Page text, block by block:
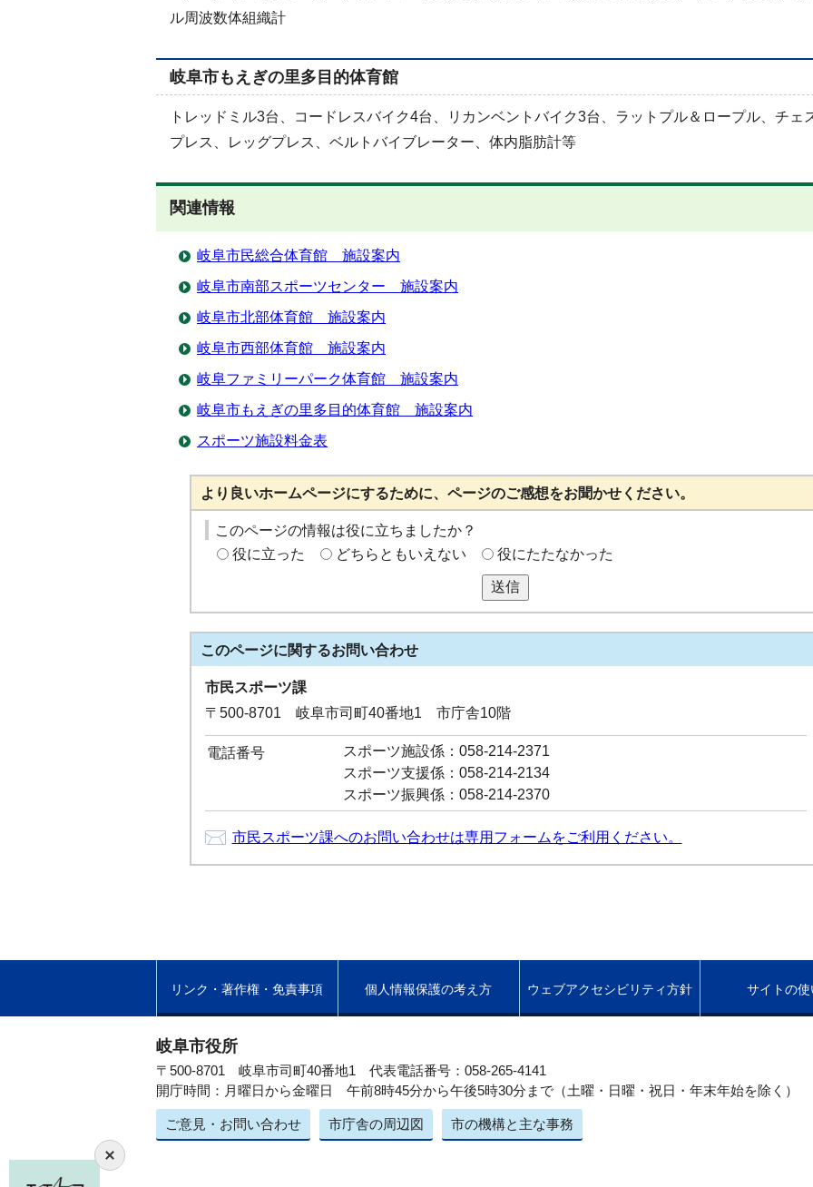
ル周波数体組織計
岐阜市もえぎの里多目的体育館
トレッドミル3台、コードレスバイク4台、リカンベントバイク3台、ラットプル＆ロープル、チェ
プレス、レッグプレス、ベルトバイブレーター、体内脂肪計等
関連情報
岐阜市民総合体育館 施設案内
岐阜市南部スポーツセンター 施設案内
岐阜市北部体育館 施設案内
岐阜市西部体育館 施設案内
岐阜ファミリーパーク体育館 施設案内
岐阜市もえぎの里多目的体育館 施設案内
スポーツ施設料金表
より良いホームページにするために、ページのご感想をお聞かせください。
このページの情報は役に立ちましたか？
役に立った
どちらともいえない 役にたたなかった
送信
このページに関するお問い合わせ
市民スポーツ課
〒500-8701 岐阜市司町40番地1 市庁舎10階
電話番号
スポーツ施設係：058-214-2371
スポーツ支援係：058-214-2134
スポーツ振興係：058-214-2370
市民スポーツ課へのお問い合わせは専用フォームをご利用ください。
リンク・著作権・免責事項 個人情報保護の考え方 ウェブアクセシビリティ方針 サイトの使
岐阜市役所
〒500-8701 岐阜市司町40番地1 代表電話番号：058-265-4141
開庁時間：月曜日から金曜日 午前8時45分から午後5時30分まで（土曜・日曜・祝日・年末年始を除く）
ご意見・お問い合わせ 市庁舎の周辺図 市の機構と主な事務